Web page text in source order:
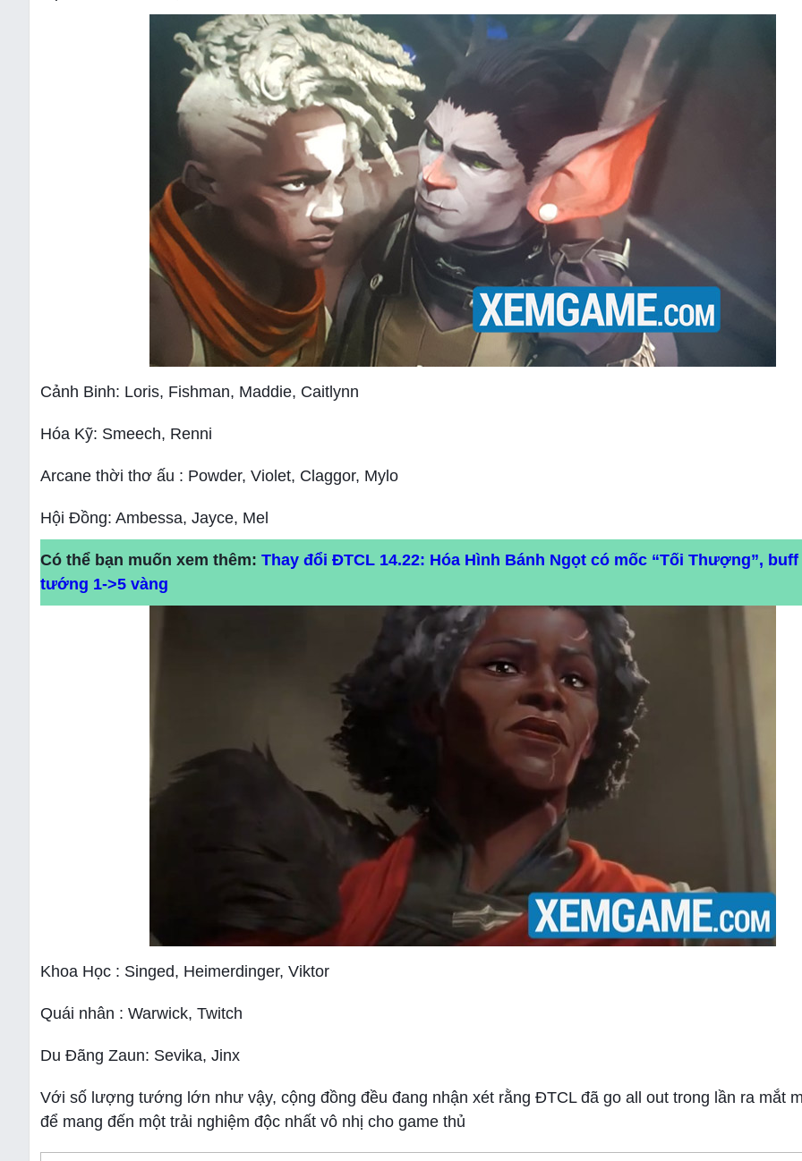
Cảnh Binh: Loris, Fishman, Maddie, Caitlynn
Hóa Kỹ: Smeech, Renni
Arcane thời thơ ấu : Powder, Violet, Claggor, Mylo
Hội Đồng: Ambessa, Jayce, Mel
Có thể bạn muốn xem thêm: Thay đổi ĐTCL 14.22: Hóa Hình Bánh Ngọt có mốc “Tối Thượng”,
tướng 1->5 vàng
Khoa Học : Singed, Heimerdinger, Viktor
Quái nhân : Warwick, Twitch
Du Đãng Zaun: Sevika, Jinx
Với số lượng tướng lớn như vậy, cộng đồng đều đang nhận xét rằng ĐTCL đã go all out trong lần ra mắt
để mang đến một trải nghiệm độc nhất vô nhị cho game thủ